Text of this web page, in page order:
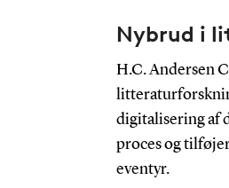
Nybrud i
H.C. Andersen
digitalisering af
proces og
eventyr.